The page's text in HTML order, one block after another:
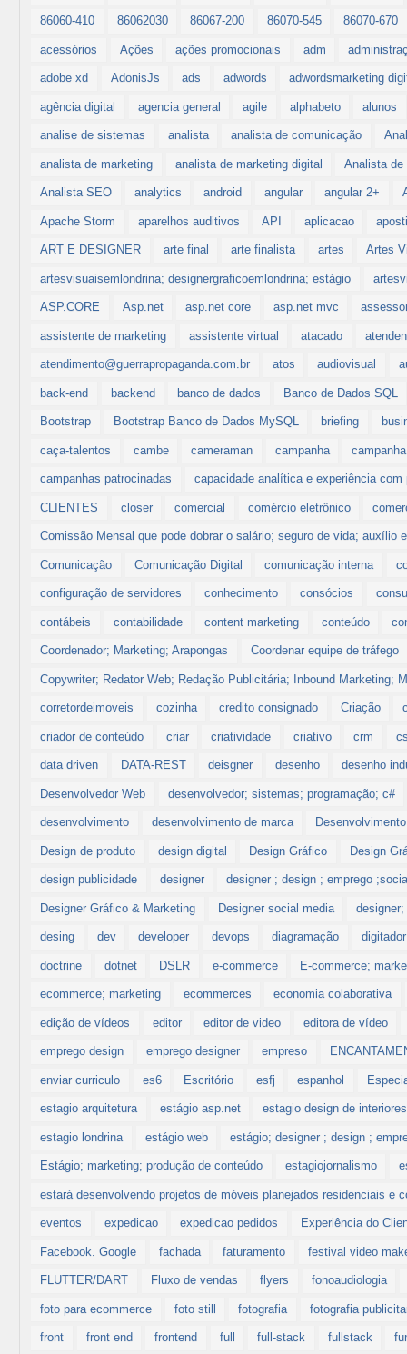
86060-410 86062030 86067-200 86070-545 86070-670
acessórios Ações ações promocionais adm
adobe xd AdonisJs ads adwords adwordsmarketing
agência digital agencia general agile alphabeto alunos
analise de sistemas analista analista de comunicação
analista de marketing analista de marketing digital Analista
Analista SEO analytics android angular angular 2+
Apache Storm aparelhos auditivos API aplicacao
ART E DESIGNER arte final arte finalista artes Artes
artesvisuaisemlondrina; designergraficoemlondrina; estágio
ASP.CORE Asp.net asp.net core asp.net mvc
assistente de marketing assistente virtual atacado
atendimento@guerrapropaganda.com.br atos audiovisual
back-end backend banco de dados Banco de Dados SQL
Bootstrap Bootstrap Banco de Dados MySQL briefing
caça-talentos cambe cameraman campanha
campanhas patrocinadas capacidade analítica e experiência com
CLIENTES closer comercial comércio eletrônico
Comissão Mensal que pode dobrar o salário; seguro de vida; auxílio
Comunicação Comunicação Digital comunicação interna
configuração de servidores conhecimento consócios
contábeis contabilidade content marketing conteúdo
Coordenador; Marketing; Arapongas Coordenar equipe de tráfego
Copywriter; Redator Web; Redação Publicitária; Inbound Marketing;
corretordeimoveis cozinha credito consignado Criação
criador de conteúdo criar criatividade criativo crm
data driven DATA-REST deisgner desenho desenho
Desenvolvedor Web desenvolvedor; sistemas; programação; c#
desenvolvimento desenvolvimento de marca
Design de produto design digital Design Gráfico Design
design publicidade designer designer ; design ; emprego
Designer Gráfico & Marketing Designer social media
desing dev developer devops diagramação digitador
doctrine dotnet DSLR e-commerce E-commerce;
ecommerce; marketing ecommerces economia colaborativa
edição de vídeos editor editor de video editora de vídeo
emprego design emprego designer empreso
enviar curriculo es6 Escritório esfj espanhol
estagio arquitetura estágio asp.net estagio design de interiores
estagio londrina estágio web estágio; designer ; design ;
Estágio; marketing; produção de conteúdo estagiojornalismo
estará desenvolvendo projetos de móveis planejados residenciais e
eventos expedicao expedicao pedidos Experiência do
Facebook. Google fachada faturamento festival video
FLUTTER/DART Fluxo de vendas flyers fonoaudiologia
foto para ecommerce foto still fotografia fotografia
front front end frontend full full-stack fullstack